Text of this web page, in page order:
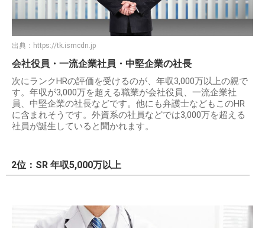
出典： https://tk.ismcdn.jp
会社役員・一流企業社員・中堅企業の社長
次にランクHRの評価を受けるのが、年収3,000万以上の親で
す。年収が3,000万を超える職業が会社役員、一流企業社
員、中堅企業の社長などです。他にも弁護士などもこのHR
に含まれそうです。外資系の社員などでは3,000万を超える
社員が誕生していると聞かれます。
2位：SR 年収5,000万以上